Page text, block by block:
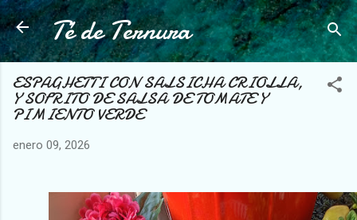
Ir al contenido principal
Té de Ternura
ESPAGHETTI CON SALSICHA CRIOLLA,
Y SOFRITO DE SALSA DE TOMATE Y
PIMIENTO VERDE
enero 09, 2026